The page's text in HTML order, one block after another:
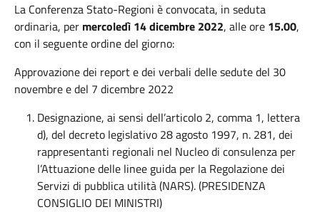
La Conferenza Stato-Regioni è convocata, in seduta
ordinaria, per mercoledì 14 dicembre 2022, alle ore 15.00,
con il seguente ordine del giorno:
Approvazione dei report e dei verbali delle sedute del 30
novembre e del 7 dicembre 2022
Designazione, ai sensi dell’articolo 2, comma 1, lettera
d), del decreto legislativo 28 agosto 1997, n. 281, dei
rappresentanti regionali nel Nucleo di consulenza per
l’Attuazione delle linee guida per la Regolazione dei
Servizi di pubblica utilità (NARS). (PRESIDENZA
CONSIGLIO DEI MINISTRI)